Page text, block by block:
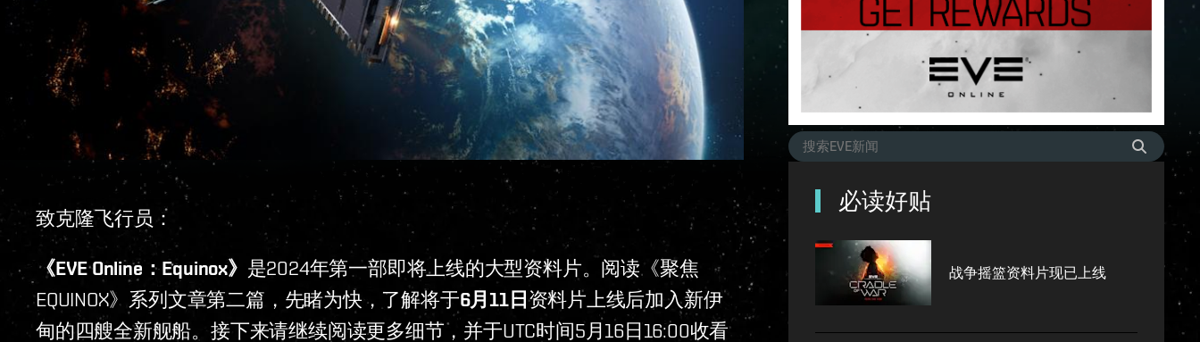
致克隆飞行员：
《EVE Online：Equinox》 是2024年第一部即将上线的大型资料片。阅读《聚焦
EQUINOX》系列文章第二篇，先睹为快，了解将于6月11日 资料片上线后加入新伊
甸的四艘全新舰船。接下来请继续阅读更多细节，并于UTC时间5月16日16:00收看
必读好贴
战争摇篮资料片现已上线